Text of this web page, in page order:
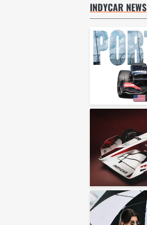
INDYCAR NEWS